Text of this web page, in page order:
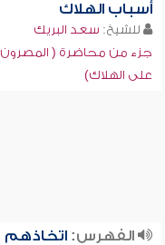
أسباب الهلاك
للشيخ: سعد البريك
جزء من محاضرة ( المصرون
على الهلاك)
الفهرس:اتخاذهم